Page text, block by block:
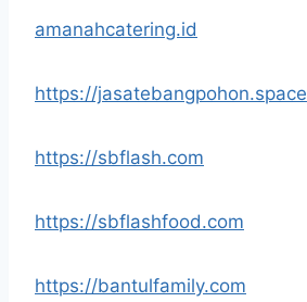
amanahcatering.id
https://jasatebangpohon.space
https://sbflash.com
https://sbflashfood.com
https://bantulfamily.com